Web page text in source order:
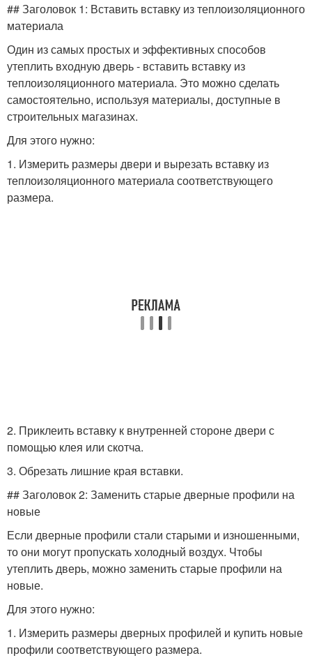
## Заголовок 1: Вставить вставку из теплоизоляционного
материала
Один из самых простых и эффективных способов
утеплить входную дверь - вставить вставку из
теплоизоляционного материала. Это можно сделать
самостоятельно, используя материалы, доступные в
строительных магазинах.
Для этого нужно:
1. Измерить размеры двери и вырезать вставку из
теплоизоляционного материала соответствующего
размера.
2. Приклеить вставку к внутренней стороне двери с
помощью клея или скотча.
3. Обрезать лишние края вставки.
## Заголовок 2: Заменить старые дверные профили на
новые
Если дверные профили стали старыми и изношенными,
то они могут пропускать холодный воздух. Чтобы
утеплить дверь, можно заменить старые профили на
новые.
Для этого нужно:
1. Измерить размеры дверных профилей и купить новые
профили соответствующего размера.